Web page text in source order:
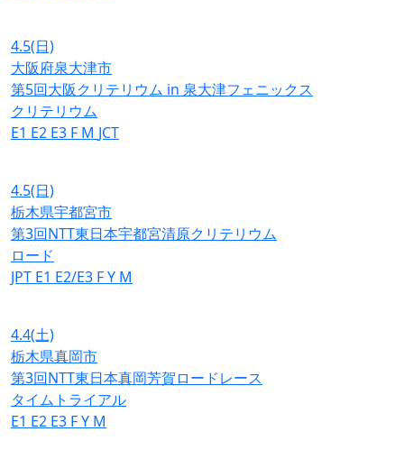
4.5(日)
大阪府泉大津市
第5回大阪クリテリウム in 泉大津フェニックス
クリテリウム
E1 E2 E3 F M JCT
4.5(日)
栃木県宇都宮市
第3回NTT東日本宇都宮清原クリテリウム
ロード
JPT E1 E2/E3 FY M
4.4(土)
栃木県真岡市
第3回NTT東日本真岡芳賀ロードレース
タイムトライアル
E1 E2 E3 FY M